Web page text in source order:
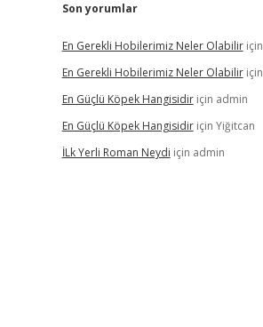
Son yorumlar
En Gerekli Hobilerimiz Neler Olabiliriçin
En Gerekli Hobilerimiz Neler Olabiliriçin
En Güçlü Köpek Hangisidiriçin admin
En Güçlü Köpek Hangisidiriçin Yiğitcan
İLk Yerli Roman Neydi için admin